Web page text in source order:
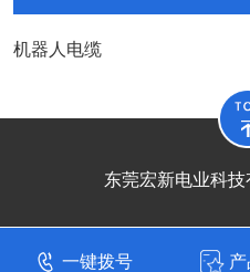
机器人电缆
东莞宏新电业科
一键拨号